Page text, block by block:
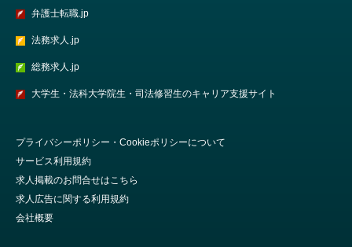
弁護士転職.jp
法務求人.jp
総務求人.jp
大学生・法科大学院生・司法修習生のキャリア支援サイト
プライバシーポリシー・Cookieポリシーについて
サービス利用規約
求人掲載のお問合せはこちら
求人広告に関する利用規約
会社概要